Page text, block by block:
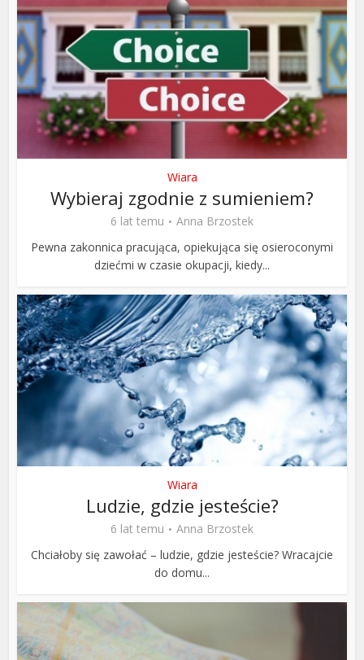
Wiara
Wybieraj zgodnie z sumieniem?
6 lat temu
Anna Brzostek
Pewna zakonnica pracująca, opiekująca się osieroconymi
dziećmi w czasie okupacji, kiedy...
Wiara
Ludzie, gdzie jesteście?
6 lat temu
Anna Brzostek
Chciałoby się zawołać – ludzie, gdzie jesteście? Wracajcie
do domu...